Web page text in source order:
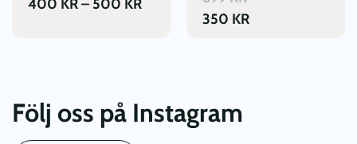
400 KR– 500 KR
350 KR
Följ oss på Instagram